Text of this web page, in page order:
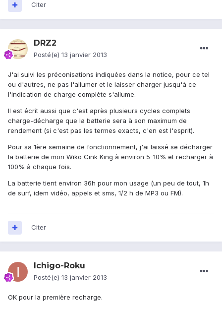
Citer
DRZ2
Posté(e) 13 janvier 2013
J'ai suivi les préconisations indiquées dans la notice, pour ce tel
ou d'autres, ne pas l'allumer et le laisser charger jusqu'à ce
l'indication de charge complète s'allume.
Il est écrit aussi que c'est après plusieurs cycles complets
charge-décharge que la batterie sera à son maximum de
rendement (si c'est pas les termes exacts, c'en est l'esprit).
Pour sa 1ère semaine de fonctionnement, j'ai laissé se décharger
la batterie de mon Wiko Cink King à environ 5-10% et recharger à
100% à chaque fois.
La batterie tient environ 36h pour mon usage (un peu de tout, 1h
de surf, idem vidéo, appels et sms, 1/2 h de MP3 ou FM).
Citer
Ichigo-Roku
Posté(e) 13 janvier 2013
OK pour la première recharge.